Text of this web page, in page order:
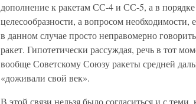
дополнение к ракетам СС-4 и СС-5, а в
целесообразности, а вопросом
в данном случае просто неправомерно
ракет. Гипотетически рассуждая, речь в тот
вообще Советскому Союзу ракеты средней
«доживали свой век».
В этой связи нельзя было согласиться и с